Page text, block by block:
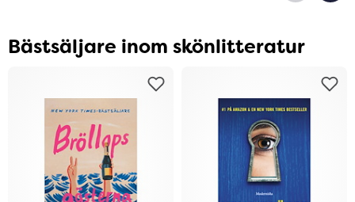
Bästsäljare inom skönlitteratur